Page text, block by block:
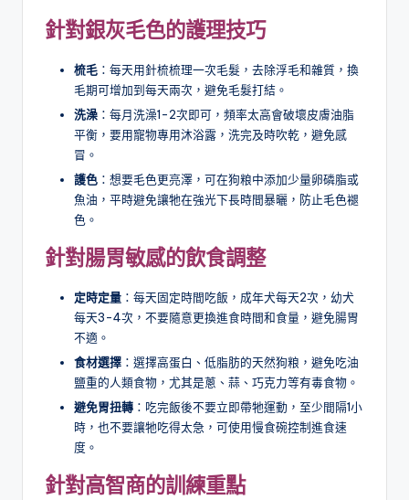
針對銀灰毛色的護理技巧
梳毛 ：每天用針梳梳理一次毛髮，去除浮毛和雜質，換
毛期可增加到每天兩次，避免毛髮打結。
洗澡 ：每月洗澡1-2次即可，頻率太高會破壞皮膚油脂
平衡，要用寵物專用沐浴露，洗完及時吹乾，避免感
冒。
護色 ：想要毛色更亮澤，可在狗粮中添加少量卵磷脂或
魚油，平時避免讓牠在強光下長時間暴曬，防止毛色褪
色。
針對腸胃敏感的飲食調整
定時定量 ：每天固定時間吃飯，成年犬每天2次，幼犬
每天3-4次，不要隨意更換進食時間和食量，避免腸胃
不適。
食材選擇 ：選擇高蛋白、低脂肪的天然狗粮，避免吃油
鹽重的人類食物，尤其是蔥、蒜、巧克力等有毒食物。
避免胃扭轉 ：吃完飯後不要立即帶牠運動，至少間隔1小
時，也不要讓牠吃得太急，可使用慢食碗控制進食速
度。
針對高智商的訓練重點